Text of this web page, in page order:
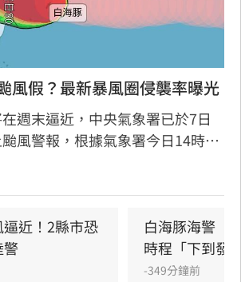
風假？最新暴風圈侵襲率曝光
週末逼近，中央氣象署已於7日
風警報，根據氣象署今日14時暴
目前機率最高的是連江縣達
近！2縣市恐
警
白海豚海警　
時程「下到發紫
-349分鐘前